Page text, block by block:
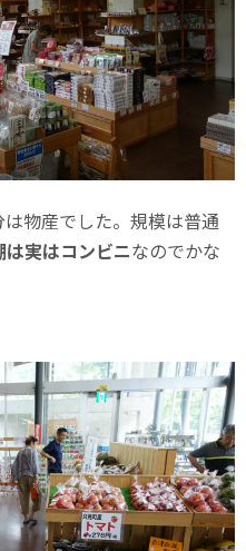
物産でした。規模は普通
は実はコンビニなのでかな